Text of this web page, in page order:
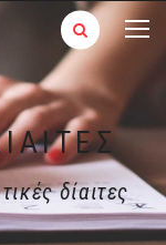
δίαιτες